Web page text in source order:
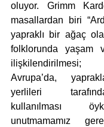
oluyor. Grimm
masallardan biri
yapraklı bir ağaç
folklorunda
Avrupa’da,
yerlileri
kullanılması
unutmamamız